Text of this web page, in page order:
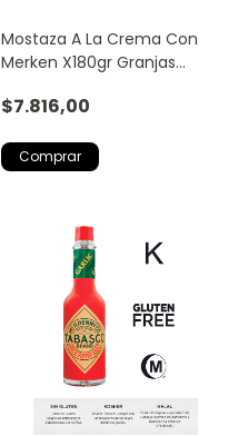
Mostaza A La Crema Con
Merken X180gr Granjas
$7.816,00